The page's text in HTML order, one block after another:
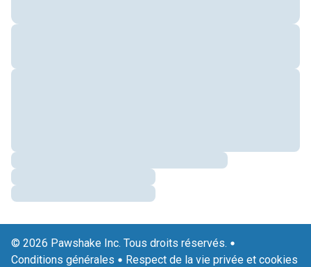
© 2026 Pawshake Inc. Tous droits réservés.
Conditions générales
Respect de la vie privée et cookies